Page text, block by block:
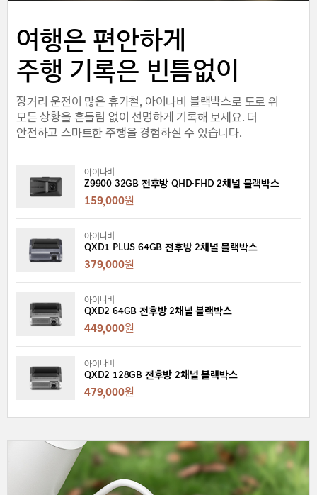
여행은 편안하게
주행 기록은 빈틈없이
장거리 운전이 많은 휴가철, 아이나비 블랙박스로 도로 위
모든 상황을 흔들림 없이 선명하게 기록해 보세요. 더
안전하고 스마트한 주행을 경험하실 수 있습니다.
아이나비
Z9900 32GB 전후방 QHD·FHD 2채널 블랙박스
159,000원
아이나비
QXD1 PLUS 64GB 전후방 2채널 블랙박스
379,000원
아이나비
QXD2 64GB 전후방 2채널 블랙박스
449,000원
아이나비
QXD2 128GB 전후방 2채널 블랙박스
479,000원